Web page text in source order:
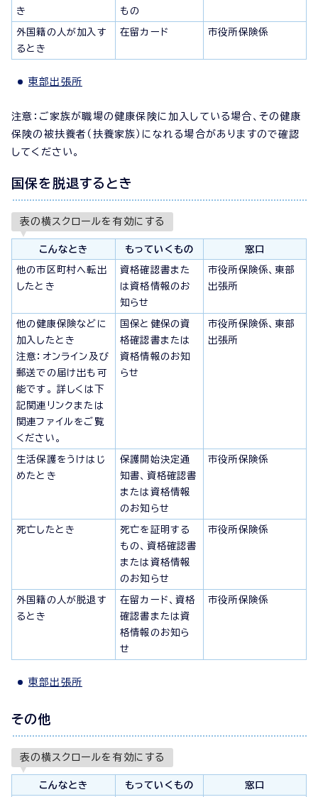
き
もの
外国籍の人が加入す
るとき
在留カード 市役所保険係
東部出張所
注意：ご家族が職場の健康保険に加入している場合、その健康
保険の被扶養者（扶養家族）になれる場合がありますので確認
してください。
国保を脱退するとき
表の横スクロールを有効にする
こんなとき もっていくもの 窓口
他の市区町村へ転出
したとき
資格確認書また
は資格情報のお
知らせ
市役所保険係、東部
出張所
他の健康保険などに
加入したとき
注意：オンライン及び
郵送での届け出も可
能です。 詳しくは下
記関連リンクまたは
関連ファイルをご覧
ください。
国保と健保の資
格確認書または
資格情報のお知
らせ
市役所保険係、東部
出張所
生活保護をうけはじ
めたとき
保護開始決定通
知書、資格確認書
または資格情報
のお知らせ
市役所保険係
死亡したとき
死亡を証明する
もの、資格確認書
または資格情報
のお知らせ
市役所保険係
外国籍の人が脱退す
るとき
在留カード、資格
確認書または資
格情報のお知ら
せ
市役所保険係
東部出張所
その他
表の横スクロールを有効にする
こんなとき もっていくもの 窓口